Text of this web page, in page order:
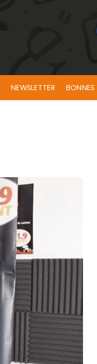
NEWSLETTER BONNES